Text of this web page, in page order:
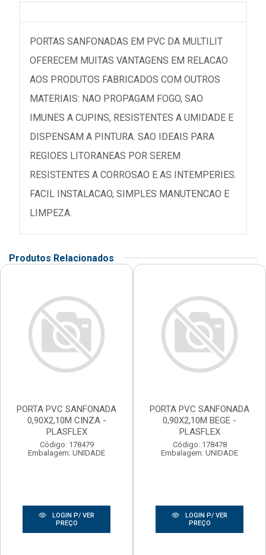
PORTAS SANFONADAS EM PVC DA MULTILIT
OFERECEM MUITAS VANTAGENS EM RELACAO
AOS PRODUTOS FABRICADOS COM OUTROS
MATERIAIS: NAO PROPAGAM FOGO, SAO
IMUNES A CUPINS, RESISTENTES A UMIDADE E
DISPENSAM A PINTURA. SAO IDEAIS PARA
REGIOES LITORANEAS POR SEREM
RESISTENTES A CORROSAO E AS INTEMPERIES.
FACIL INSTALACAO, SIMPLES MANUTENCAO E
LIMPEZA.
Produtos Relacionados
PORTA PVC SANFONADA
0,90X2,10M CINZA -
PLASFLEX
Código: 178479
Embalagem: UNIDADE
LOGIN P/ VER
PREÇO
PORTA PVC SANFONADA
0,90X2,10M BEGE -
PLASFLEX
Código: 178478
Embalagem: UNIDADE
LOGIN P/ VER
PREÇO